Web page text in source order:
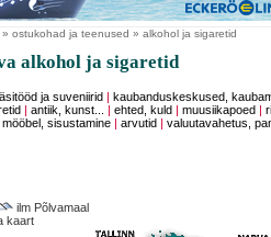
» ostukohad ja teenused » alkohol ja sigaretid
alkohol ja sigaretid
ja suveniirid
kaubanduskeskused,
|antiik, kunst... |ehted, kuld |muusiikapoed |
|mööbel, sisustamine |arvutid |valuutavahetus,
ilm Põlvamaal
kaart